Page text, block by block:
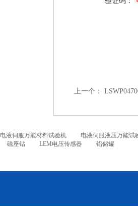
上一个：
电液伺服万能材料试验机
电液伺服液压万能试
磁座钻 LEM电压传感器 铝储罐